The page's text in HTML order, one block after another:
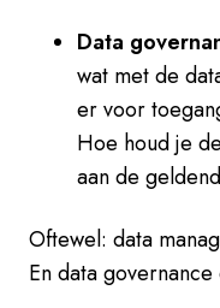
Data
wat met de
er voor
Hoe houd je
aan de
Oftewel: data
En data governance